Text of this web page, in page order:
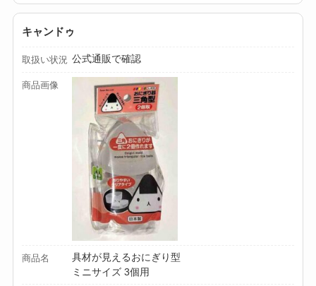
キャンドゥ
取扱い状況 公式通販で確認
商品画像
商品名
具材が見えるおにぎり型
ミニサイズ 3個用